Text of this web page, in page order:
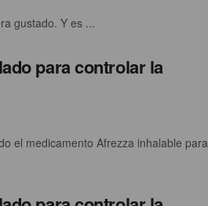
gustado. Y es ...
para controlar la
el medicamento Afrezza inhalable para